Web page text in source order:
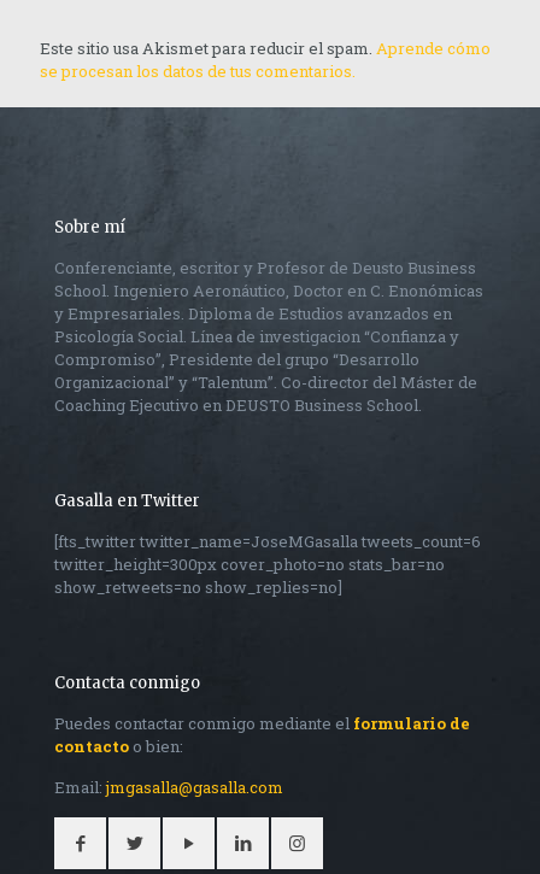
Este sitio usa Akismet para reducir el spam. Aprende cómo
se procesan los datos de tus comentarios.
Sobre mí
Conferenciante, escritor y Profesor de Deusto Business
School. Ingeniero Aeronáutico, Doctor en C. Enonómicas
y Empresariales. Diploma de Estudios avanzados en
Psicología Social. Línea de investigacion “Confianza y
Compromiso”, Presidente del grupo “Desarrollo
Organizacional” y “Talentum”. Co-director del Máster de
Coaching Ejecutivo en DEUSTO Business School.
Gasalla en Twitter
[fts_twitter twitter_name=JoseMGasalla tweets_count=6
twitter_height=300px cover_photo=no stats_bar=no
show_retweets=no show_replies=no]
Contacta conmigo
Puedes contactar conmigo mediante el formulario de
contacto o bien:
Email:jmgasalla@gasalla.com